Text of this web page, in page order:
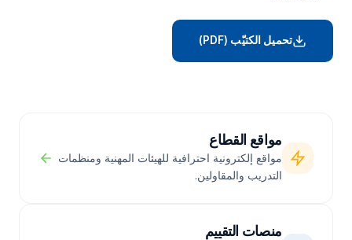
تحميل الكتيّب (PDF)
مواقع القطاع
مواقع إلكترونية احترافية للهيئات المهنية ومنظمات
التدريب والمقاولين.
منصات التقييم